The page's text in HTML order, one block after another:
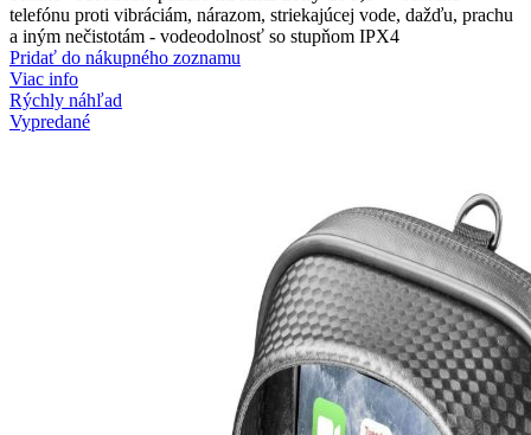
telefónu proti vibráciám, nárazom, striekajúcej vode, dažďu, prachu
a iným nečistotám - vodeodolnosť so stupňom IPX4
Pridať do nákupného zoznamu
Viac info
Rýchly náhľad
Vypredané